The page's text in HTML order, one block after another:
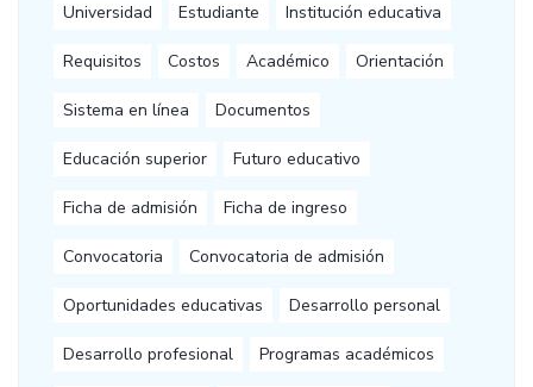
Universidad Estudiante Institución educativa
Requisitos Costos Académico Orientación
Sistema en línea Documentos
Educación superior Futuro educativo
Ficha de admisión Ficha de ingreso
Convocatoria Convocatoria de admisión
Oportunidades educativas Desarrollo personal
Desarrollo profesional Programas académicos